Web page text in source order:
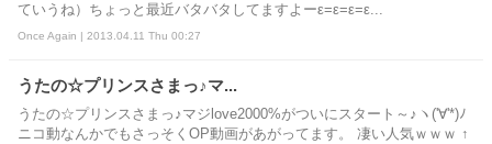
ていうね）ちょっと最近バタバタしてますよーε=ε=ε=ε...
Once Again | 2013.04.11 Thu 00:27
うたの☆プリンスさまっ♪マ...
うたの☆プリンスさまっ♪マジlove2000%がついにスタート～♪ヽ('∀'*)ﾉ
ニコ動なんかでもさっそくOP動画があがってます。 凄い人気ｗｗｗ ↑